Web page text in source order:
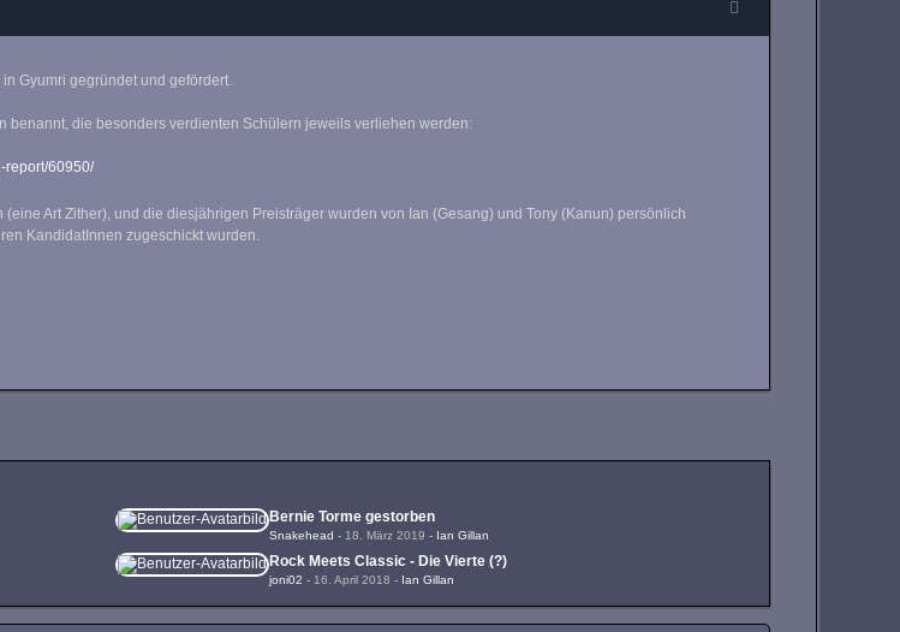
Gyumri gegründet und gefördert.
benannt, die besonders verdienten Schülern jeweils verliehen werden:
report/60950/
Art Zither), und die diesjährigen Preisträger wurden von Ian (Gesang) und Tony (Kanun) persönlich
KandidatInnen zugeschickt wurden.
Bernie Torme gestorben
Snakehead - 18. März 2019 - Ian Gillan
Rock Meets Classic - Die Vierte (?)
joni02 - 16. April 2018 - Ian Gillan